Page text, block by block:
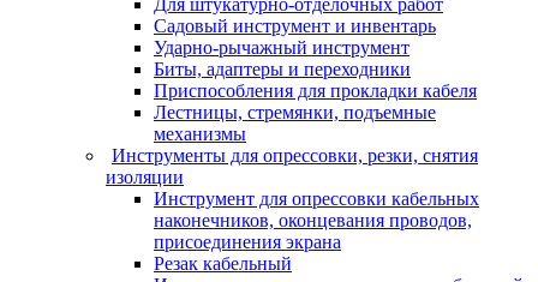
Для штукатурно-отделочных работ
Садовый инструмент и инвентарь
Ударно-рычажный инструмент
Биты, адаптеры и переходники
Приспособления для прокладки кабеля
Лестницы, стремянки, подъемные
механизмы
Инструменты для опрессовки, резки, снятия
изоляции
Инструмент для опрессовки кабельных
наконечников, оконцевания проводов,
присоединения экрана
Резак кабельный